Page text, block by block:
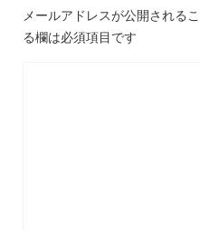
メールアドレスが公開される
る欄は必須項目です